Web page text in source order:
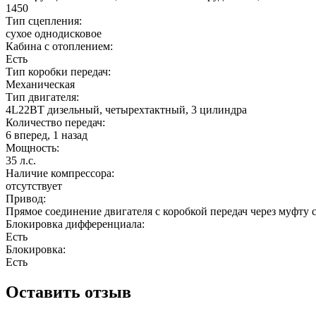
1450
Тип сцепления:
сухое однодисковое
Кабина с отоплением:
Есть
Тип коробки передач:
Механическая
Тип двигателя:
4L22BT дизельный, четырехтактный, 3 цилиндра
Количество передач:
6 вперед, 1 назад
Мощность:
35 л.с.
Наличие компрессора:
отсутствует
Привод:
Прямое соединение двигателя с коробкой передач через муфту
Блокировка дифференциала:
Есть
Блокировка:
Есть
Оставить отзыв